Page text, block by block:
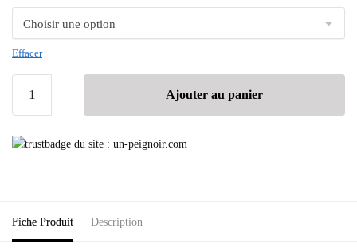
Effacer
Ajouter au panier
Fiche Produit Description